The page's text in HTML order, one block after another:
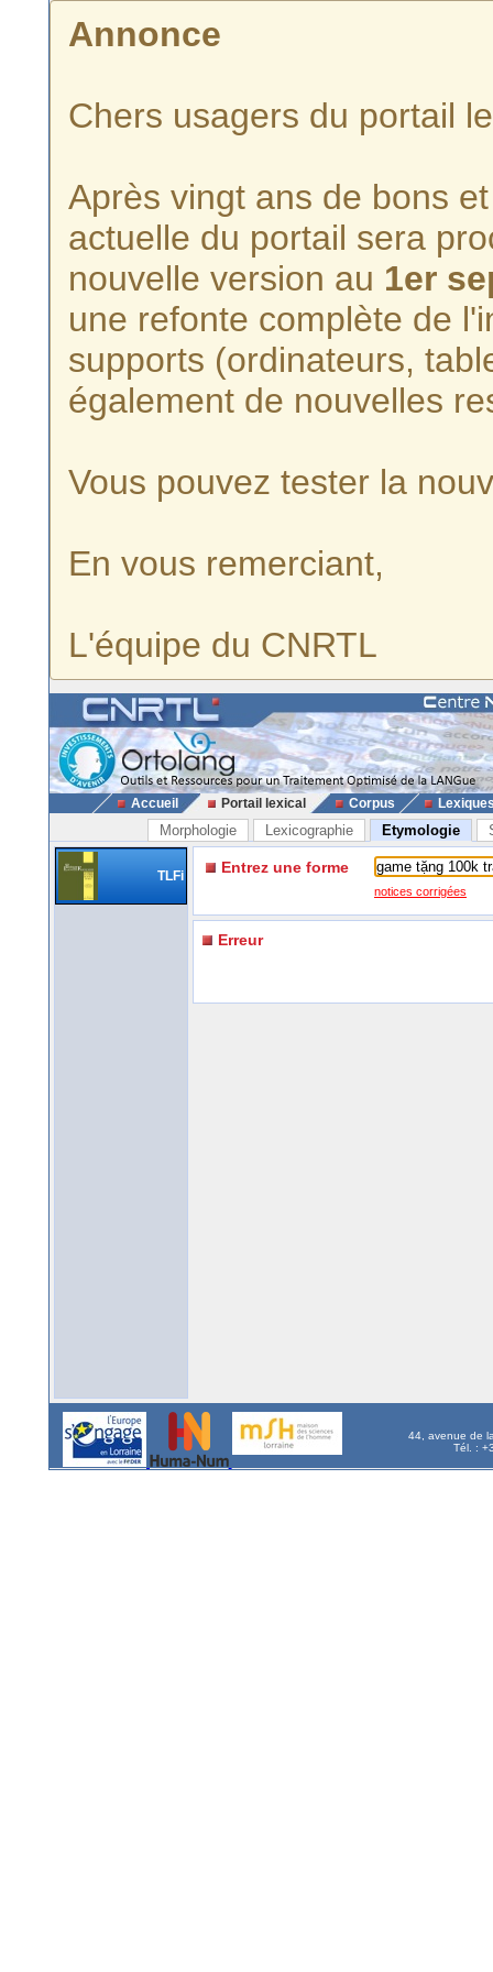
Annonce
Chers usagers du portail
Après vingt ans de bons
actuelle du portail sera
nouvelle version au 1er
une refonte complète de
supports (ordinateurs,
également de nouvelles
Vous pouvez tester la
En vous remerciant,
L'équipe du CNRTL
Accueil Portail lexical Corpus
Morphologie Lexicographie Etymologie
TLFi Entrez une forme
notices corrigées
Erreur
44, avenue de
Tél. :